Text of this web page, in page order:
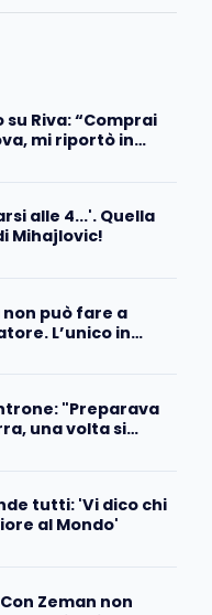
su Riva: “Comprai
mi riportò in
lasciarla…”
alle 4...'. Quella
Mihajlovic!
non può fare a
L’unico in
"Preparava
una volta si
di addominali
tutti: 'Vi dico chi
al Mondo'
Zeman non